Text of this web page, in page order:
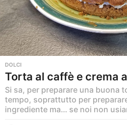
DOLCI
Torta al caffè e crema
Si sa, per preparare una buona
tempo, soprattutto per
ingrediente ma… se noi non